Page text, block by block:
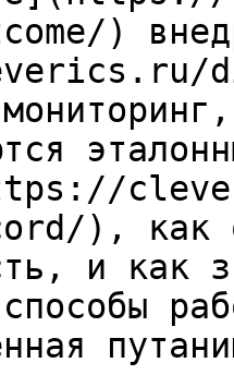
)
), как
и как